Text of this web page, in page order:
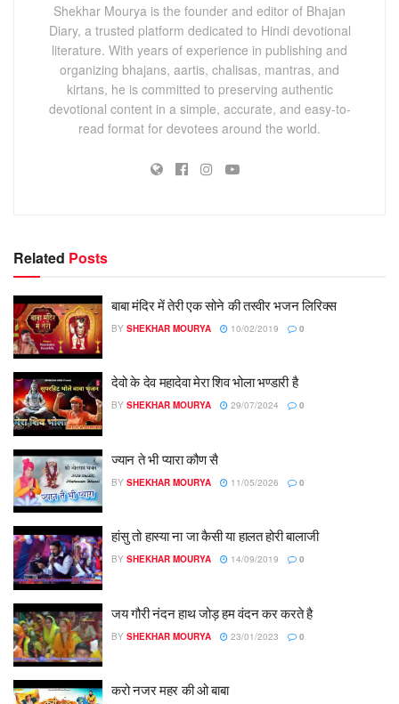
Shekhar Mourya is the founder and editor of Bhajan
Diary, a trusted platform dedicated to Hindi devotional
literature. With years of experience in publishing and
organizing bhajans, aartis, chalisas, mantras, and
kirtans, he is committed to preserving authentic
devotional content in a simple, accurate, and easy-to-
read format for devotees around the world.
Related Posts
बाबा मंदिर में तेरी एक सोने की तस्वीर भजन लिरिक्स
BY SHEKHAR MOURYA 10/02/2019 0
देवो के देव महादेवा मेरा शिव भोला भण्डारी है
BY SHEKHAR MOURYA 29/07/2024 0
ज्यान ते भी प्यारा कौण सै
BY SHEKHAR MOURYA 11/05/2026 0
हांसु तो हास्या ना जा कैसी या हालत होरी बालाजी
BY SHEKHAR MOURYA 14/09/2019 0
जय गौरी नंदन हाथ जोड़ हम वंदन कर करते है
BY SHEKHAR MOURYA 23/01/2023 0
करो नजर महर की ओ बाबा